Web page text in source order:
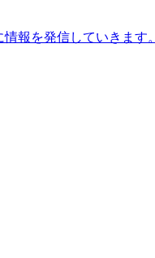
報を発信していきます。